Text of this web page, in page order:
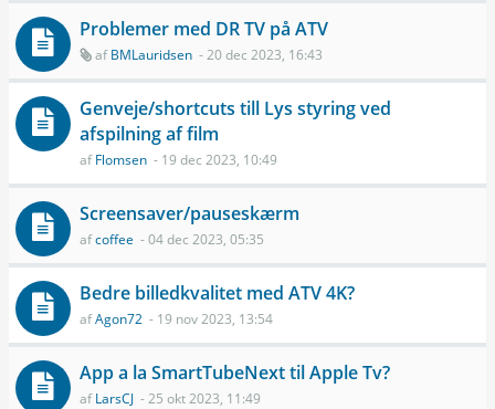
Problemer med DR TV på ATV
afBMLauridsen - 20 dec 2023, 16:43
Genveje/shortcuts till Lys styring ved
afspilning af film
afFlomsen - 19 dec 2023, 10:49
Screensaver/pauseskærm
afcoffee - 04 dec 2023, 05:35
Bedre billedkvalitet med ATV 4K?
afAgon72 - 19 nov 2023, 13:54
App a la SmartTubeNext til Apple Tv?
afLarsCJ - 25 okt 2023, 11:49